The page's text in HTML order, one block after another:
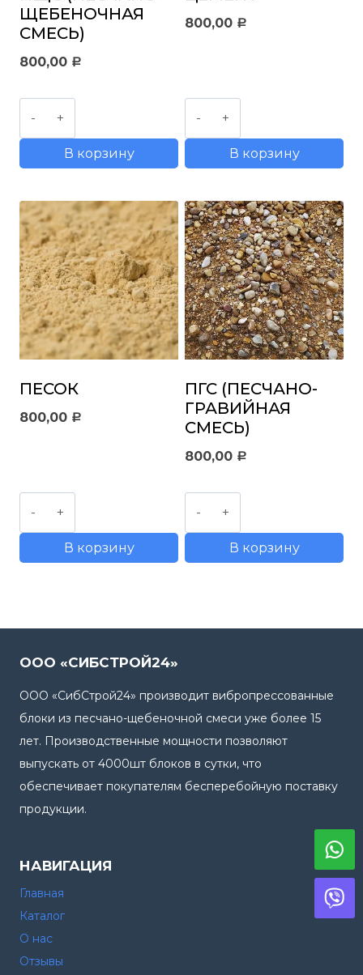
ЩЕБЕНОЧНАЯ
СМЕСЬ)
800,00 Р
товара
ПЩС
щебеночная
смесь)
В корзину
800,00 Р
товара
Цемент
В корзину
ПЕСОК
800,00 Р
товара
Песок
В корзину
ПГС (ПЕСЧАНО-
ГРАВИЙНАЯ
СМЕСЬ)
800,00 Р
товара
ПГС
В корзину
ООО «СИБСТРОЙ24»
ООО «СибСтрой24» производит вибропрессованные
блоки из песчано-щебеночной смеси уже более 15
лет. Производственные мощности позволяют
выпускать от 4000шт блоков в сутки, что
обеспечивает покупателям бесперебойную поставку
продукции.
НАВИГАЦИЯ
Главная
Каталог
О нас
Отзывы